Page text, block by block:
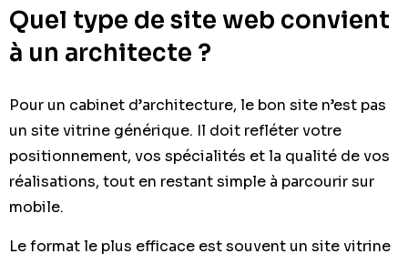
Quel type de site web convient
à un architecte ?
Pour un cabinet d’architecture, le bon site n’est pas
un site vitrine générique. Il doit refléter votre
positionnement, vos spécialités et la qualité de vos
réalisations, tout en restant simple à parcourir sur
mobile.
Le format le plus efficace est souvent un site vitrine